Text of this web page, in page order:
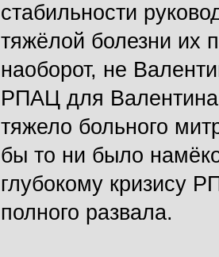
стабильности
тяжёлой болезни их
наоборот, не
РПАЦ для
тяжело больного
бы то ни было
глубокому кризису
полного развала.